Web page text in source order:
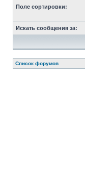
Поле сортировки:
Искать сообщения за:
Список форумов